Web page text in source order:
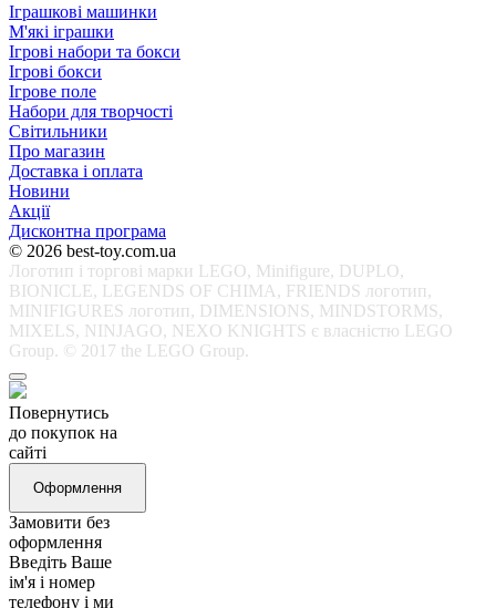
Іграшкові машинки
М'які іграшки
Ігрові набори та бокси
Ігрові бокси
Ігрове поле
Набори для творчості
Світильники
Про магазин
Доставка і оплата
Новини
Акції
Дисконтна програма
© 2026 best-toy.com.ua
Логотип і торгові марки LEGO, Minifigure, DUPLO,
BIONICLE, LEGENDS OF CHIMA, FRIENDS логотип,
MINIFIGURES логотип, DIMENSIONS, MINDSTORMS,
MIXELS, NINJAGO, NEXO KNIGHTS є власністю LEGO
Group. © 2017 the LEGO Group.
Повернутись
до покупок на
сайті
Оформлення
Замовити без
оформлення
Введіть Ваше
ім'я і номер
телефону і ми